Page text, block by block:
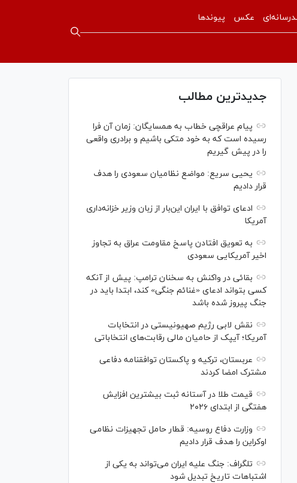
عکس پیوندها
جدیدترین مطالب
پیام عراقچی خطاب به همسایگان: زمان آن فرا
رسیده است که به خود متکی باشیم و برادری واقعی
را در پیش گیریم
یحیی سریع: مواضع نظامیان سعودی را هدف
قرار دادیم
ادعای توافق با ایران این‌بار از زبان وزیر خزانه‌داری
آمریکا
به تعویق افتادن پاسخ مقاومت عراق به تجاوز
اخیر آمریکایی سعودی
بقائی در واکنش به سخنان ترامپ: پیش از آنکه
کسی بتواند ادعای «غنائم جنگی» کند، ابتدا باید در
جنگ پیروز شده باشد
نقش لابی رژیم صهیونیستی در انتخابات
آمریکا؛ آیپک از حامیان مالی رقابت‌های انتخاباتی
عربستان، ترکیه و پاکستان توافقنامه دفاعی
مشترک امضا کردند
قیمت طلا در آستانه ثبت بیشترین افزایش
هفتگی از ابتدای ۲۰۲۶
وزارت دفاع روسیه: قطار حامل تجهیزات نظامی
اوکراین را هدف قرار دادیم
تلگراف: جنگ علیه ایران می‌تواند به یکی از
اشتباهات تاریخ تبدیل شود